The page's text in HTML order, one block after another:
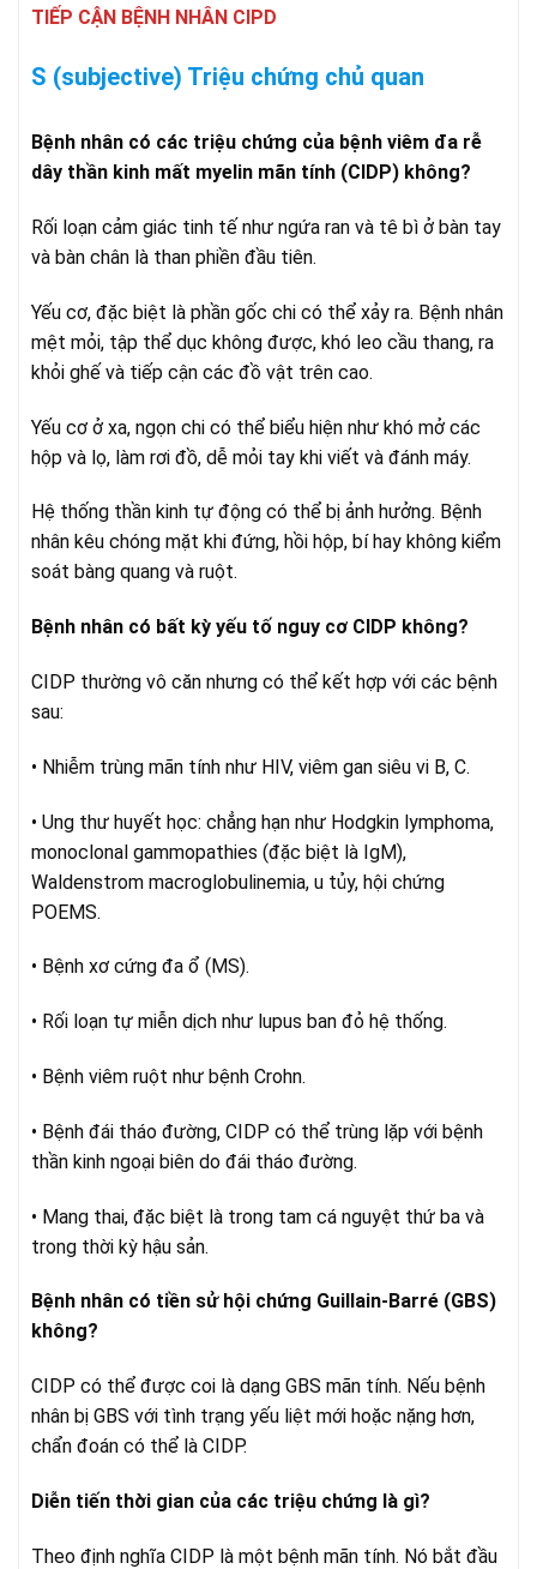
TIẾP CẬN BỆNH NHÂN CIPD
S (subjective) Triệu chứng chủ quan
Bệnh nhân có các triệu chứng của bệnh viêm đa rễ
dây thần kinh mất myelin mãn tính (CIDP) không?
Rối loạn cảm giác tinh tế như ngứa ran và tê bì ở bàn tay
và bàn chân là than phiền đầu tiên.
Yếu cơ, đặc biệt là phần gốc chi có thể xảy ra. Bệnh nhân
mệt mỏi, tập thể dục không được, khó leo cầu thang, ra
khỏi ghế và tiếp cận các đồ vật trên cao.
Yếu cơ ở xa, ngọn chi có thể biểu hiện như khó mở các
hộp và lọ, làm rơi đồ, dễ mỏi tay khi viết và đánh máy.
Hệ thống thần kinh tự động có thể bị ảnh hưởng. Bệnh
nhân kêu chóng mặt khi đứng, hồi hộp, bí hay không kiểm
soát bàng quang và ruột.
Bệnh nhân có bất kỳ yếu tố nguy cơ CIDP không?
CIDP thường vô căn nhưng có thể kết hợp với các bệnh
sau:
• Nhiễm trùng mãn tính như HIV, viêm gan siêu vi B, C.
• Ung thư huyết học: chẳng hạn như Hodgkin lymphoma,
monoclonal gammopathies (đặc biệt là IgM),
Waldenstrom macroglobulinemia, u tủy, hội chứng
POEMS.
• Bệnh xơ cứng đa ổ (MS).
• Rối loạn tự miễn dịch như lupus ban đỏ hệ thống.
• Bệnh viêm ruột như bệnh Crohn.
• Bệnh đái tháo đường, CIDP có thể trùng lặp với bệnh
thần kinh ngoại biên do đái tháo đường.
• Mang thai, đặc biệt là trong tam cá nguyệt thứ ba và
trong thời kỳ hậu sản.
Bệnh nhân có tiền sử hội chứng Guillain-Barré (GBS)
không?
CIDP có thể được coi là dạng GBS mãn tính. Nếu bệnh
nhân bị GBS với tình trạng yếu liệt mới hoặc nặng hơn,
chẩn đoán có thể là CIDP.
Diễn tiến thời gian của các triệu chứng là gì?
Theo định nghĩa CIDP là một bệnh mãn tính. Nó bắt đầu